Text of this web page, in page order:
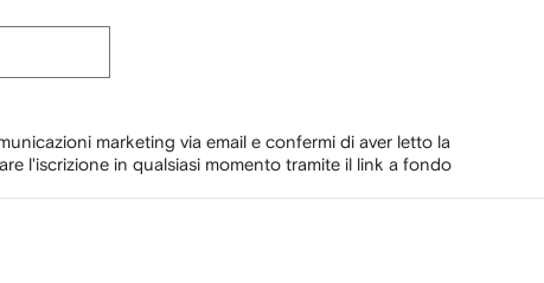
marketing via email e confermi di aver letto la
l'iscrizione in qualsiasi momento tramite il link a fondo